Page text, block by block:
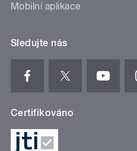
Mobilní aplikace
Sledujte nás
Certifikováno